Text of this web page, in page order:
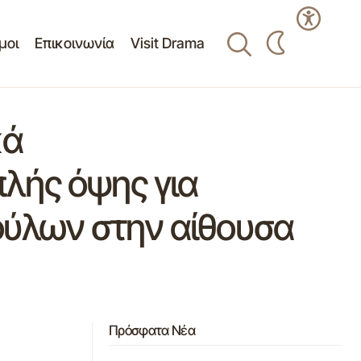
Επικοινωνία Visit Drama
όψης για
στην αίθουσα
Πρόσφατα Νέα